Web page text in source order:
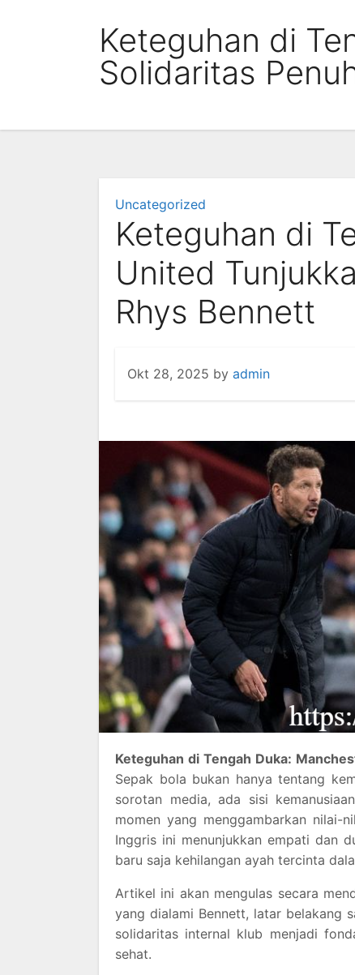
Keteguhan di
Solidaritas
Uncategorized
Keteguhan di
United
Rhys Bennett
Okt 28, 2025 by admin
Keteguhan di Tengah Duka:
Sepak bola bukan hanya tentang
sorotan media, ada sisi
momen yang menggambarkan
Inggris ini menunjukkan empati dan
baru saja kehilangan ayah tercinta
Artikel ini akan mengulas secara
yang dialami Bennett, latar belakang
solidaritas internal klub menjadi
sehat.